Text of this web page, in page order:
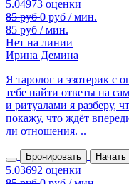
85 руб / мин.
Нет на линии
Ирина Демина
Я таролог и эзотерик с
тебе найти ответы на
и ритуалами я разберу,
покажу, что ждёт
ли отношения. ..
Бронировать Начать